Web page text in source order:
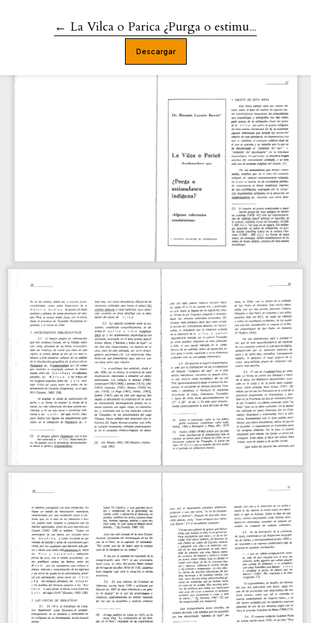
← Volver a los detalles del artículo
La Vilca o Parica ¿Purga o estimulante indígena?
Descargar